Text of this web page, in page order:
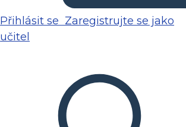
Přihlásit se Zaregistrujte se jako
učitel